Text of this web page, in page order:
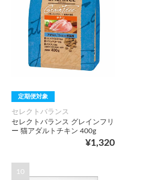
定期便対象
セレクトバランス
セレクトバランス グレインフリ
ー 猫アダルトチキン 400g
¥1,320
10